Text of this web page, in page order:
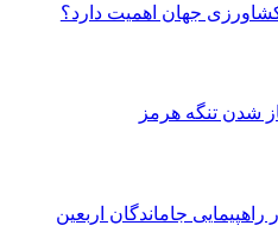
کشاورزی جهان اهمیت دارد؟
جاماندگان اربعین